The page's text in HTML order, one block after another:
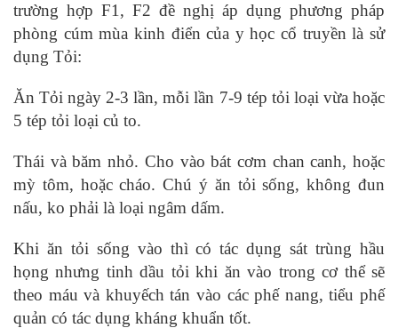
trường hợp F1, F2 đề nghị áp dụng phương pháp
phòng cúm mùa kinh điển của y học cổ truyền là sử
dụng Tỏi:
Ăn Tỏi ngày 2-3 lần, mỗi lần 7-9 tép tỏi loại vừa hoặc
5 tép tỏi loại củ to.
Thái và băm nhỏ. Cho vào bát cơm chan canh, hoặc
mỳ tôm, hoặc cháo. Chú ý ăn tỏi sống, không đun
nấu, ko phải là loại ngâm dấm.
Khi ăn tỏi sống vào thì có tác dụng sát trùng hầu
họng nhưng tinh dầu tỏi khi ăn vào trong cơ thể sẽ
theo máu và khuyếch tán vào các phế nang, tiểu phế
quản có tác dụng kháng khuẩn tốt.